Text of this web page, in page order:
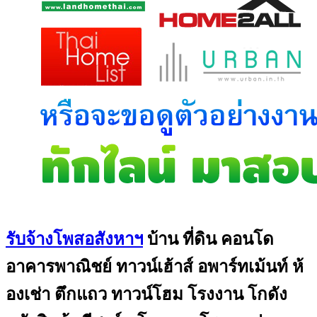
รับจ้างโพสอสังหาฯ บ้าน ที่ดิน คอนโด
อาคารพาณิชย์ ทาวน์เฮ้าส์ อพาร์ทเม้นท์ ห้
องเช่า ตึกแถว ทาวน์โฮม โรงงาน โกดัง